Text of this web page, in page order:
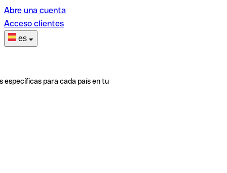
Abre una cuenta
Acceso clientes
es
específicas para cada país en tu